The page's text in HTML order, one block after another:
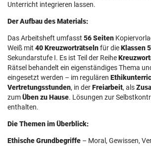
Unterricht integrieren lassen.
Der Aufbau des Materials:
Das Arbeitsheft umfasst 56 Seiten
Weiß mit 40 Kreuzworträtselnfür dieKlassen
Sekundarstufe I. Es ist Teil der Reihe
Rätsel behandelt ein eigenständiges Thema
eingesetzt werden – im regulären
Vertretungsstunden, in derFreiarbeit, als
zumÜben zu Hause. Lösungen zur
enthalten.
Die Themen im Überblick:
Ethische Grundbegriffe – Moral, Gewissen,